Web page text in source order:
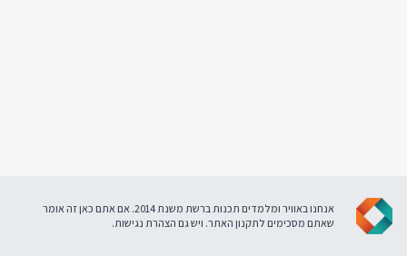
אנחנו באוויר ומלמדים תכנות ברשת משנת 2014. אם אתם כאן זה אומר
שאתם מסכימים לתקנון האתר. ויש גם הצהרת נגישות.